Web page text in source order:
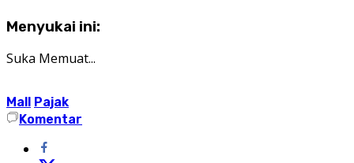
Menyukai ini:
Suka Memuat...
Mall
Pajak
Komentar